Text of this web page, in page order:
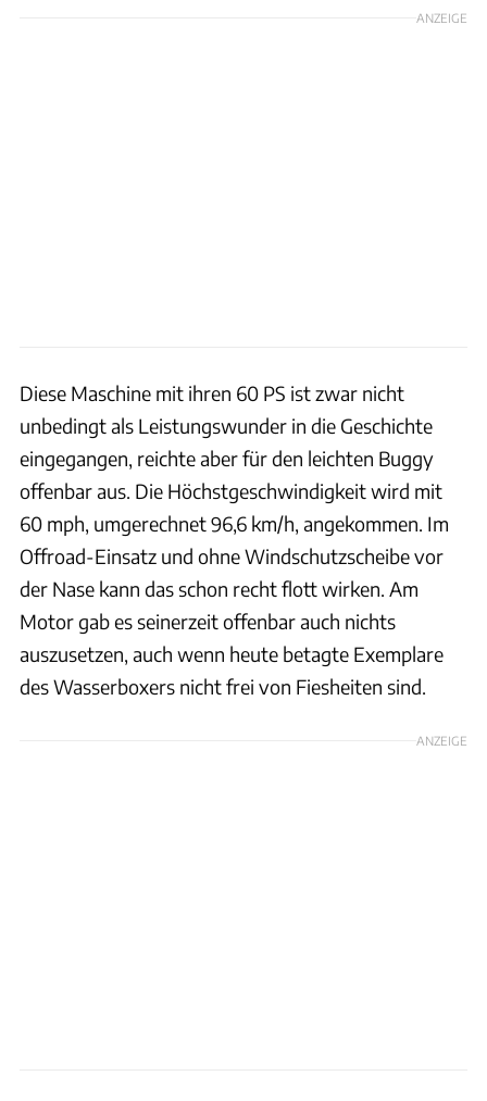
ANZEIGE
Diese Maschine mit ihren 60 PS ist zwar nicht
unbedingt als Leistungswunder in die Geschichte
eingegangen, reichte aber für den leichten Buggy
offenbar aus. Die Höchstgeschwindigkeit wird mit
60 mph, umgerechnet 96,6 km/h, angekommen. Im
Offroad-Einsatz und ohne Windschutzscheibe vor
der Nase kann das schon recht flott wirken. Am
Motor gab es seinerzeit offenbar auch nichts
auszusetzen, auch wenn heute betagte Exemplare
des Wasserboxers nicht frei von Fiesheiten sind.
ANZEIGE